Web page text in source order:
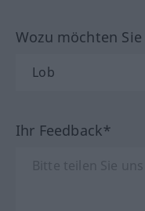
Wozu möchten
Ihr Feedback*